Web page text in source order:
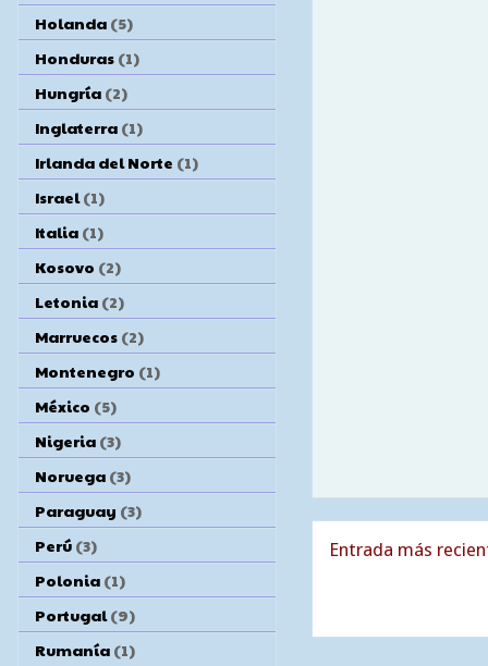
Entrada más
Holanda (5)
Honduras (1)
Hungría (2)
Inglaterra (1)
Irlanda del Norte (1)
Israel (1)
Italia (1)
Kosovo (2)
Letonia (2)
Marruecos (2)
Montenegro (1)
México (5)
Nigeria (3)
Noruega (3)
Paraguay (3)
Perú (3)
Polonia (1)
Portugal (9)
Rumanía (1)